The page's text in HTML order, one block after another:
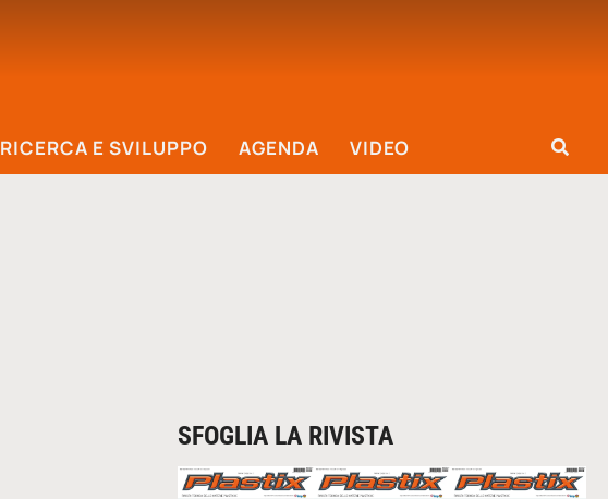
RICERCA E SVILUPPO AGENDA VIDEO
SFOGLIA LA RIVISTA